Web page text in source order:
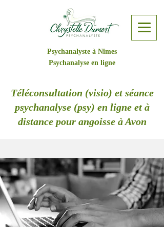
Psychanalyste à Nîmes
Psychanalyse en ligne
Téléconsultation (visio) et séance
psychanalyse (psy) en ligne et à
distance pour angoisse à Avon